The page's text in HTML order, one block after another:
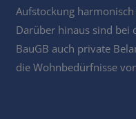
Aufstockung
Darüber hinaus sind bei
BauGB auch private
die Wohnbedürfnisse